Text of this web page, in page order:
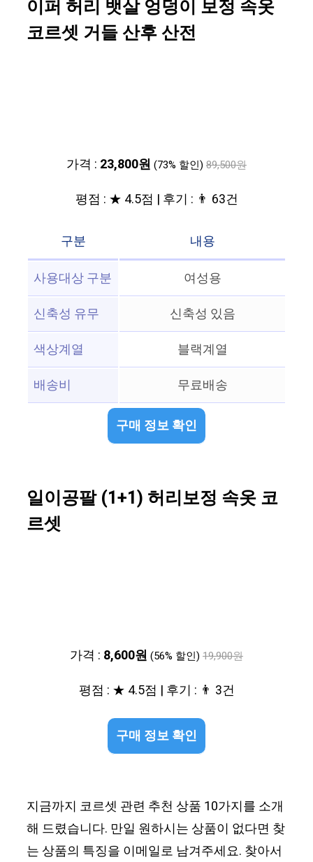
이퍼 허리 뱃살 엉덩이 보정 속옷
코르셋 거들 산후 산전
가격 : 23,800원 (73% 할인) 89,500원
평점 : ★ 4.5점 | 후기 : 👨‍‍ 63건
구분
내용
사용대상 구분
여성용
신축성 유무
신축성 있음
색상계열
블랙계열
배송비
무료배송
구매 정보 확인
일이공팔 (1+1) 허리보정 속옷 코
르셋
가격 : 8,600원 (56% 할인) 19,900원
평점 : ★ 4.5점 | 후기 : 👨‍‍ 3건
구매 정보 확인
지금까지 코르셋 관련 추천 상품 10가지를 소개
해 드렸습니다. 만일 원하시는 상품이 없다면 찾
는 상품의 특징을 이메일로 남겨주세요. 찾아서